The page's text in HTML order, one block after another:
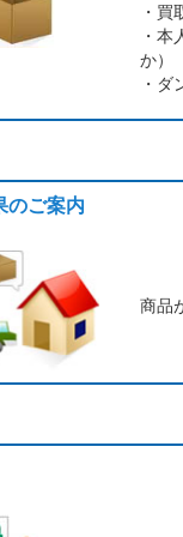
・買
・
か）
・
のご案内
商品